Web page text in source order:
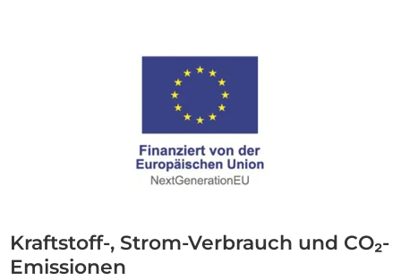
Kraftstoff-, Strom-Verbrauch und CO₂-
Emissionen